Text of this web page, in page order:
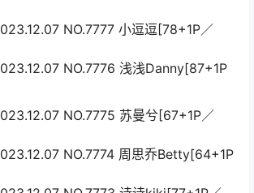
NO.7777 小逗逗[78+1P／
NO.7776 浅浅Danny[87+1P
NO.7775 苏曼兮[67+1P／
NO.7774 周思乔Betty[64+1P